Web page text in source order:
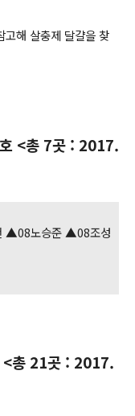
고해 살충제 달걀을 찾
<총 7곳 : 2017.
노승준 ▲08조성
<총 21곳 : 2017.